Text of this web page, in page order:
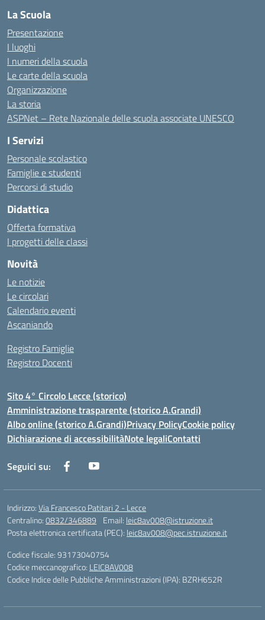
La Scuola
Presentazione
I luoghi
I numeri della scuola
Le carte della scuola
Organizzazione
La storia
ASPNet – Rete Nazionale delle scuola associate UNESCO
I Servizi
Personale scolastico
Famiglie e studenti
Percorsi di studio
Didattica
Offerta formativa
I progetti delle classi
Novità
Le notizie
Le circolari
Calendario eventi
Ascaniando
Registro Famiglie
Registro Docenti
Sito 4° Circolo Lecce (storico)
Amministrazione trasparente (storico A.Grandi)
Albo online (storico A.Grandi)Privacy PolicyCookie policy
Dichiarazione di accessibilitàNote legaliContatti
Seguici su:
Indirizzo:Via Francesco Patitari 2 - Lecce
Centralino:0832/346889 Email: leic8av008@istruzione.it
Posta elettronica certificata (PEC): leic8av008@pec.istruzione.it
Codice fiscale: 93173040754
Codice meccanografico: LEIC8AV008
Codice Indice delle Pubbliche Amministrazioni (IPA): BZRH652R